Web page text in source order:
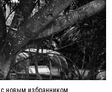
новым избранником